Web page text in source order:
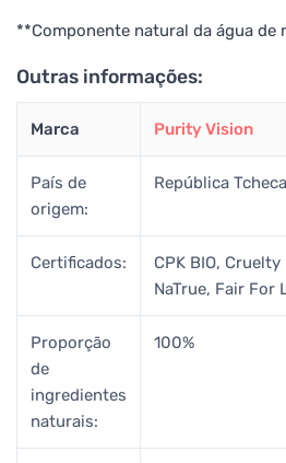
**Componente natural da água de
Outras informações:
Marca Purity Vision
País de
origem:
República Tcheca
Certificados:
CPK BIO,
NaTrue, Fair For
Proporção
de
ingredientes
naturais:
100%